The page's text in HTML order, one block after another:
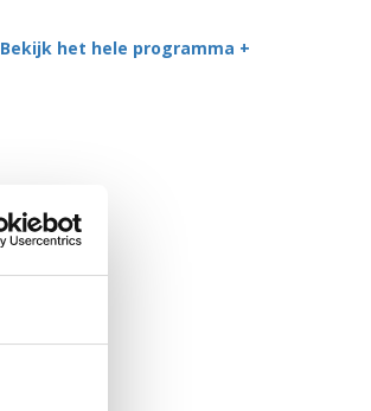
Bekijk het hele programma +